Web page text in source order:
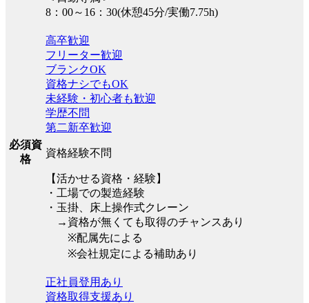
8：00～16：30(休憩45分/実働7.75h)
必須資
格
高卒歓迎
フリーター歓迎
ブランクOK
資格ナシでもOK
未経験・初心者も歓迎
学歴不問
第二新卒歓迎
資格経験不問
【活かせる資格・経験】
・工場での製造経験
・玉掛、床上操作式クレーン
→資格が無くても取得のチャンスあり
※配属先による
※会社規定による補助あり
正社員登用あり
資格取得支援あり